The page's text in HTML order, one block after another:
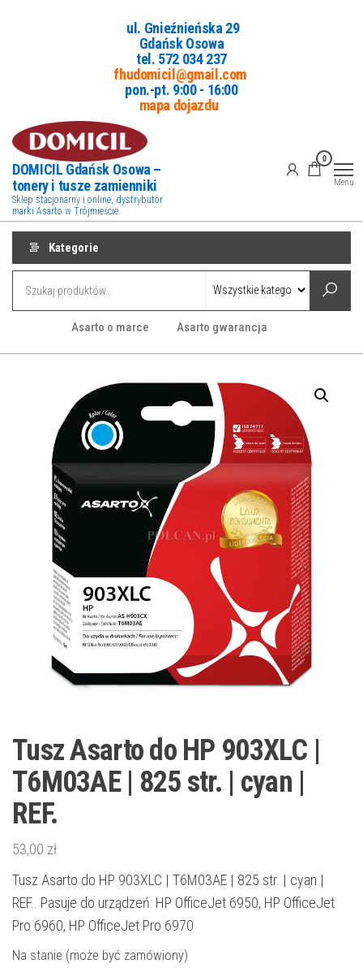
ul. Gnieźnieńska 29
Gdańsk Osowa
tel. 572 034 237
fhudomicil@gmail.com
pon.-pt. 9:00 - 16:00
mapa dojazdu
DOMICIL Gdańsk Osowa –
tonery i tusze zamienniki
Sklep stacjonarny i online, dystrybutor
marki Asarto w Trójmieście.
0
Menu
Kategorie
Asarto o marce Asarto gwarancja
Tusz Asarto do HP 903XLC |
T6M03AE | 825 str. | cyan |
REF.
53,00 zł
Tusz Asarto do HP 903XLC | T6M03AE | 825 str. | cyan |
REF.. Pasuje do urządzeń: HP OfficeJet 6950, HP OfficeJet
Pro 6960, HP OfficeJet Pro 6970
Na stanie (może być zamówiony)